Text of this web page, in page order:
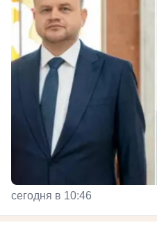
сегодня в 10:46